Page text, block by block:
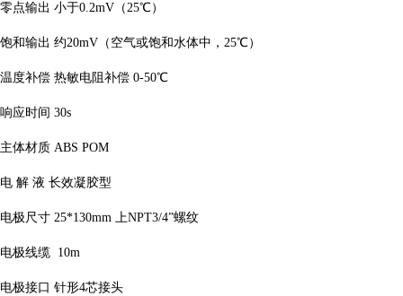
零点输出 小于0.2mV（25℃）
饱和输出 约20mV（空气或饱和水体中，25℃）
温度补偿 热敏电阻补偿 0-50℃
响应时间 30s
主体材质 ABS POM
电 解 液 长效凝胶型
电极尺寸 25*130mm 上NPT3/4”螺纹
电极线缆 10m
电极接口 针形4芯接头